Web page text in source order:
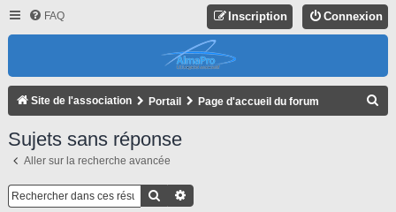
FAQ Connexion
Inscription
Site de l'association Portail Page d'accueil du forum
Sujets sans réponse
Aller sur la recherche avancée
Rechercher